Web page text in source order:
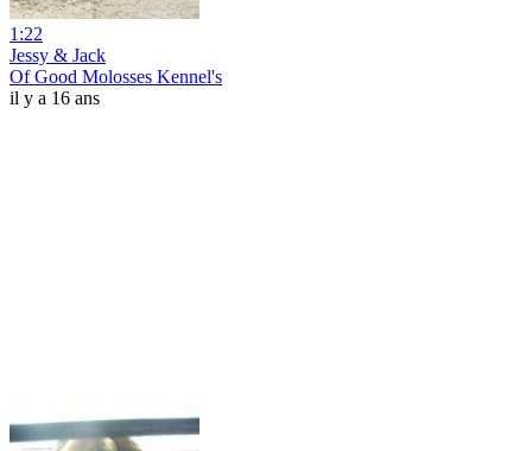
1:22
Jessy & Jack
Of Good Molosses Kennel's
il y a 16 ans